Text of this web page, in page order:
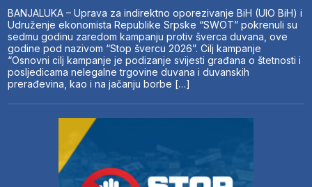
BANJALUKA – Uprava za indirektno oporezivanje BiH (UIO BiH) i
Udruženje ekonomista Republike Srpske “SWOT” pokrenuli su
sedmu godinu zaredom kampanju protiv šverca duvana, ove
godine pod nazivom “Stop švercu 2026”. Cilj kampanje
“Osnovni cilj kampanje je podizanje svijesti građana o štetnosti i
posljedicama nelegalne trgovine duvana i duvanskih
prerađevina, kao i na jačanju borbe […]